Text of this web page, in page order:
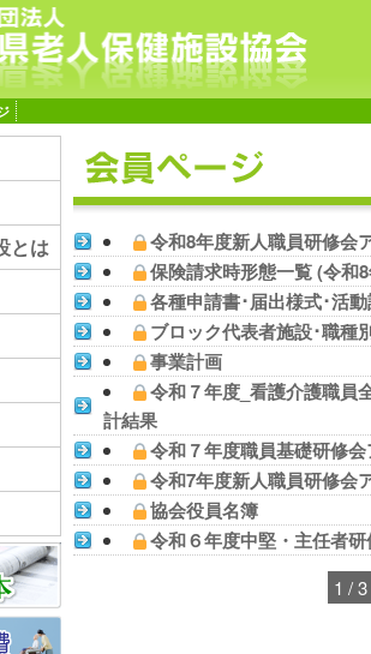
令和8年度新人職員研修会
保険請求時形態一覧 (令和
各種申請書･届出様式･活
ブロック代表者施設･職種
事業計画
令和７年度_看護介護職員
計結果
令和７年度職員基礎研修
令和7年度新人職員研修会
協会役員名簿
令和６年度中堅・主任者
1 / 3
とは